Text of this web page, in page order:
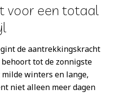
voor een totaal
de aantrekkingskracht
behoort tot de zonnigste
milde winters en lange,
niet alleen meer dagen